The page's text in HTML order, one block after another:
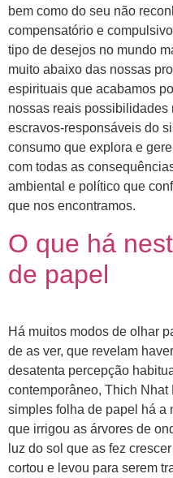
bem como do seu não
compensatório e
tipo de desejos no mundo
muito abaixo das nossas
espirituais que acabamos
nossas reais possibilidades
escravos-responsáveis do
consumo que explora e
com todas as
ambiental e político que
que nos encontramos.
O que há
de papel
Há muitos modos de olhar
de as ver, que revelam
desatenta percepção
contemporâneo, Thich Nhat
simples folha de papel há a
que irrigou as árvores de
luz do sol que as fez
cortou e levou para serem